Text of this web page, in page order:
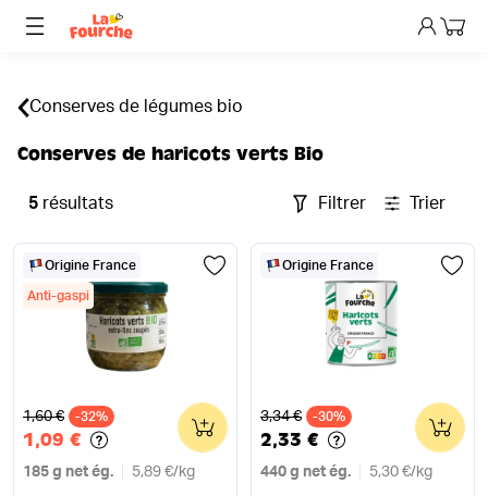
Mon
Conserves de légumes bio
Conserves de haricots verts Bio
5 résultats Filtrer Trier
Origine France
Anti-gaspi
Ancien prix
1,60 € -32%
1,09 €
185 g net ég. 5,89 €/ kg
0
Origine France
Ancien prix
3,34 € -30%
2,33 €
440 g net ég. 5,30 €/ kg
0